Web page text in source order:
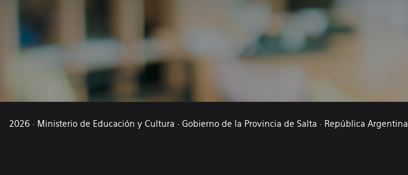
2026 · Ministerio de Educación y Cultura · Gobierno de la Provincia de Salta · República Argentina